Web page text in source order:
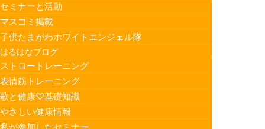
セミナーと活動
マスコミ掲載
子供たまがわホワイトエンジェル隊
はるはなブログ
ストロートレーニング
表情筋トレーニング
歌と健康♡基礎知識
やさしい健康情報